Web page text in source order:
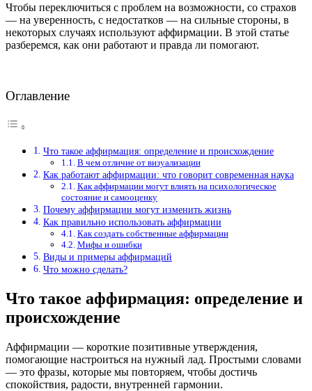
Чтобы переключиться с проблем на возможности, со страхов
— на уверенность, с недостатков — на сильные стороны, в
некоторых случаях используют аффирмации. В этой статье
разберемся, как они работают и правда ли помогают.
Оглавление
Что такое аффирмация: определение и происхождение
В чем отличие от визуализации
Как работают аффирмации: что говорит современная наука
Как аффирмации могут влиять на психологическое
состояние и самооценку
Почему аффирмации могут изменить жизнь
Как правильно использовать аффирмации
Как создать собственные аффирмации
Мифы и ошибки
Виды и примеры аффирмаций
Что можно сделать?
Что такое аффирмация: определение и
происхождение
Аффирмации — короткие позитивные утверждения,
помогающие настроиться на нужный лад. Простыми словами
— это фразы, которые мы повторяем, чтобы достичь
спокойствия, радости, внутренней гармонии.